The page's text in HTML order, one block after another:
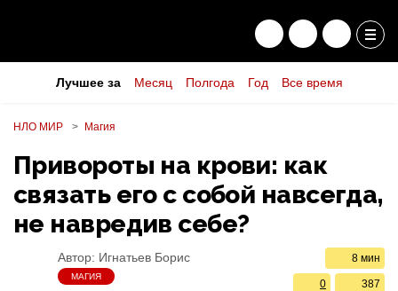
Лучшее за Месяц Полгода Год Все время
НЛО МИР Магия
Привороты на крови: как
связать его с собой навсегда,
не навредив себе?
Автор: Игнатьев Борис
МАГИЯ
8 мин
387
0